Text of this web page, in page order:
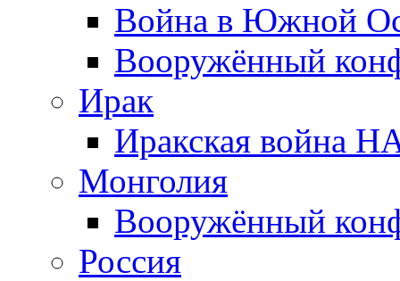
Война в Южной
Вооружённый
Ирак
Иракская война
Монголия
Вооружённый
Россия